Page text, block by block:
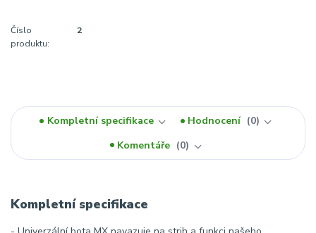
Číslo
produktu:
2
Kompletní specifikace Hodnocení
0
Komentáře
0
Kompletní specifikace